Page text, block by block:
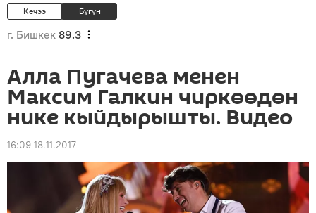
Кечээ Бүгүн
г. Бишкек 89.3
Алла Пугачева менен
Максим Галкин чиркөөдөн
нике кыйдырышты. Видео
16:09 18.11.2017